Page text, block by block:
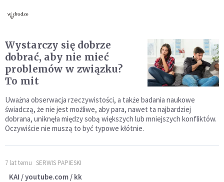
Wystarczy się dobrze
dobrać, aby nie mieć
problemów w związku?
To mit
Uważna obserwacja rzeczywistości, a także badania naukowe
świadczą, że nie jest możliwe, aby para, nawet ta najbardziej
dobrana, uniknęła między sobą większych lub mniejszych konfliktów.
Oczywiście nie muszą to być typowe kłótnie.
7 lat temu SERWIS PAPIESKI
KAI / youtube.com / kk